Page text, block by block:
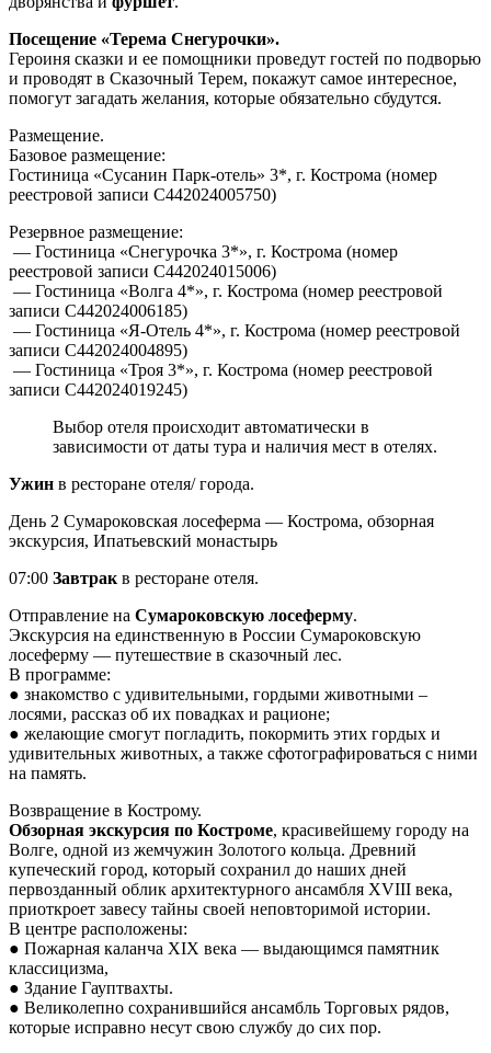
Посещение «Терема Снегурочки».
Героиня сказки и ее помощники проведут гостей по подворью
и проводят в Сказочный Терем, покажут самое интересное,
помогут загадать желания, которые обязательно сбудутся.
Размещение.
Базовое размещение:
Гостиница «Сусанин Парк-отель» 3*, г. Кострома (номер
реестровой записи С442024005750)
Резервное размещение:
— Гостиница «Снегурочка 3*», г. Кострома (номер
реестровой записи С442024015006)
— Гостиница «Волга 4*», г. Кострома (номер реестровой
записи С442024006185)
— Гостиница «Я-Отель 4*», г. Кострома (номер реестровой
записи С442024004895)
— Гостиница «Троя 3*», г. Кострома (номер реестровой
записи С442024019245)
Выбор отеля происходит автоматически в
зависимости от даты тура и наличия мест в отелях.
Ужин в ресторане отеля/ города.
День 2 Сумароковская лосеферма — Кострома, обзорная
экскурсия, Ипатьевский монастырь
07:00 Завтрак в ресторане отеля.
Отправление на Сумароковскую лосеферму.
Экскурсия на единственную в России Сумароковскую
лосеферму — путешествие в сказочный лес.
В программе:
● знакомство с удивительными, гордыми животными –
лосями, рассказ об их повадках и рационе;
● желающие смогут погладить, покормить этих гордых и
удивительных животных, а также сфотографироваться с ними
на память.
Возвращение в Кострому.
Обзорная экскурсия по Костроме, красивейшему городу на
Волге, одной из жемчужин Золотого кольца. Древний
купеческий город, который сохранил до наших дней
первозданный облик архитектурного ансамбля XVIII века,
приоткроет завесу тайны своей неповторимой истории.
В центре расположены:
● Пожарная каланча XIX века — выдающимся памятник
классицизма,
● Здание Гауптвахты.
● Великолепно сохранившийся ансамбль Торговых рядов,
которые исправно несут свою службу до сих пор.